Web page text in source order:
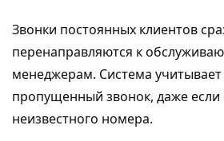
Звонки постоянных клиентов
перенаправляются к
менеджерам. Система
пропущенный звонок, даже если
неизвестного номера.